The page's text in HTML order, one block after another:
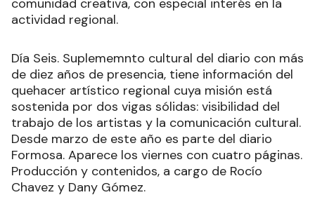
actividad regional.
Día Seis. Suplememnto cultural del diario con más
de diez años de presencia, tiene información del
quehacer artístico regional cuya misión está
sostenida por dos vigas sólidas: visibilidad del
trabajo de los artistas y la comunicación cultural.
Desde marzo de este año es parte del diario
Formosa. Aparece los viernes con cuatro páginas.
Producción y contenidos, a cargo de Rocío
Chavez y Dany Gómez.